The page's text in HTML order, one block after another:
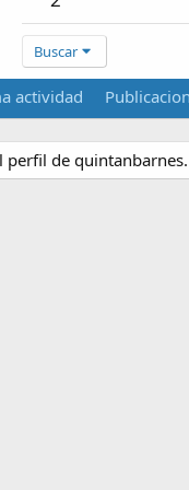
Buscar
actividad
perfil de quintanbarnes.